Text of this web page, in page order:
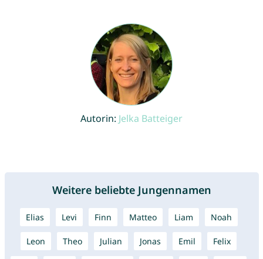
Autorin: Jelka Batteiger
Weitere beliebte Jungennamen
Elias Levi Finn Matteo Liam Noah
Leon Theo Julian Jonas Emil Felix